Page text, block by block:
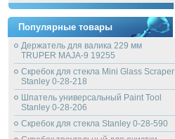
Популярные товары
Держатель для валика 229 мм
TRUPER MAJA-9 19255
Скребок для стекла Mini Glass Scraper
Stanley 0-28-218
Шпатель универсальный Paint Tool
Stanley 0-28-206
Скребок для стекла Stanley 0-28-590